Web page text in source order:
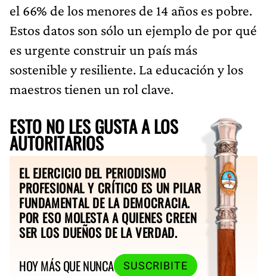
el 66% de los menores de 14 años es pobre.
Estos datos son sólo un ejemplo de por qué
es urgente construir un país más
sostenible y resiliente. La educación y los
maestros tienen un rol clave.
ESTO NO LES GUSTA A LOS
AUTORITARIOS
EL EJERCICIO DEL PERIODISMO
PROFESIONAL Y CRÍTICO ES UN PILAR
FUNDAMENTAL DE LA DEMOCRACIA.
POR ESO MOLESTA A QUIENES CREEN
SER LOS DUEÑOS DE LA VERDAD.
HOY MÁS QUE NUNCA
SUSCRIBITE